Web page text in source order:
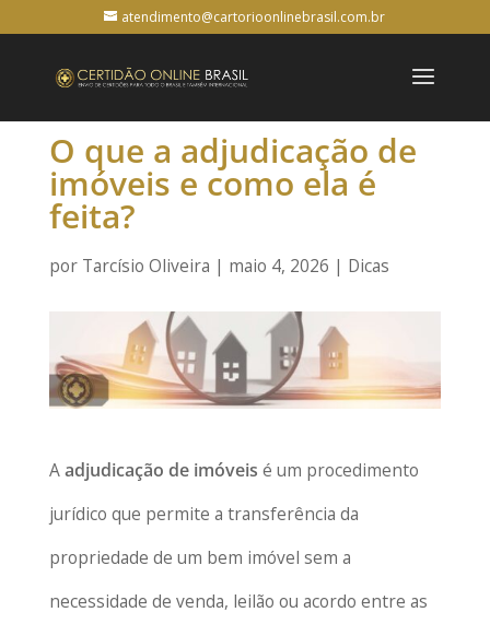
atendimento@cartorioonlinebrasil.com.br
O que a adjudicação de
imóveis e como ela é
feita?
por Tarcísio Oliveira | maio 4, 2026 | Dicas
Aadjudicação de imóveis é um procedimento
jurídico que permite a transferência da
propriedade de um bem imóvel sem a
necessidade de venda, leilão ou acordo entre as